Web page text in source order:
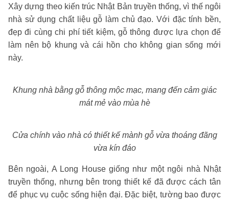
Xây dựng theo kiến trúc Nhật Bản truyền thống, vì thế ngôi
nhà sử dụng chất liệu gỗ làm chủ đạo. Với đặc tính bền,
đẹp đi cùng chi phí tiết kiệm, gỗ thông được lựa chọn để
làm nên bộ khung và cái hồn cho không gian sống mới
này.
Khung nhà bằng gỗ thông mộc mạc, mang đến cảm giác
mát mẻ vào mùa hè
Cửa chính vào nhà có thiết kế mành gỗ vừa thoáng đãng
vừa kín đáo
Bên ngoài, A Long House giống như một ngôi nhà Nhật
truyền thống, nhưng bên trong thiết kế đã được cách tân
để phục vụ cuộc sống hiện đại. Đặc biệt, tường bao được